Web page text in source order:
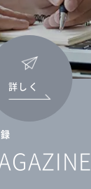
詳しく